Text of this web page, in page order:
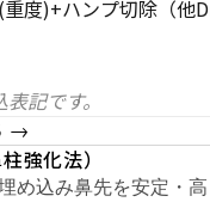
度)+ハンプ切除（他Dr
記です。
→
強化法）
め込み鼻先を安定・高